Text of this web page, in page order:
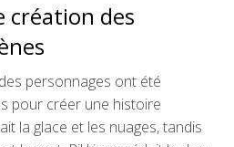
création des
personnages ont été
pour créer une histoire
la glace et les nuages, tandis